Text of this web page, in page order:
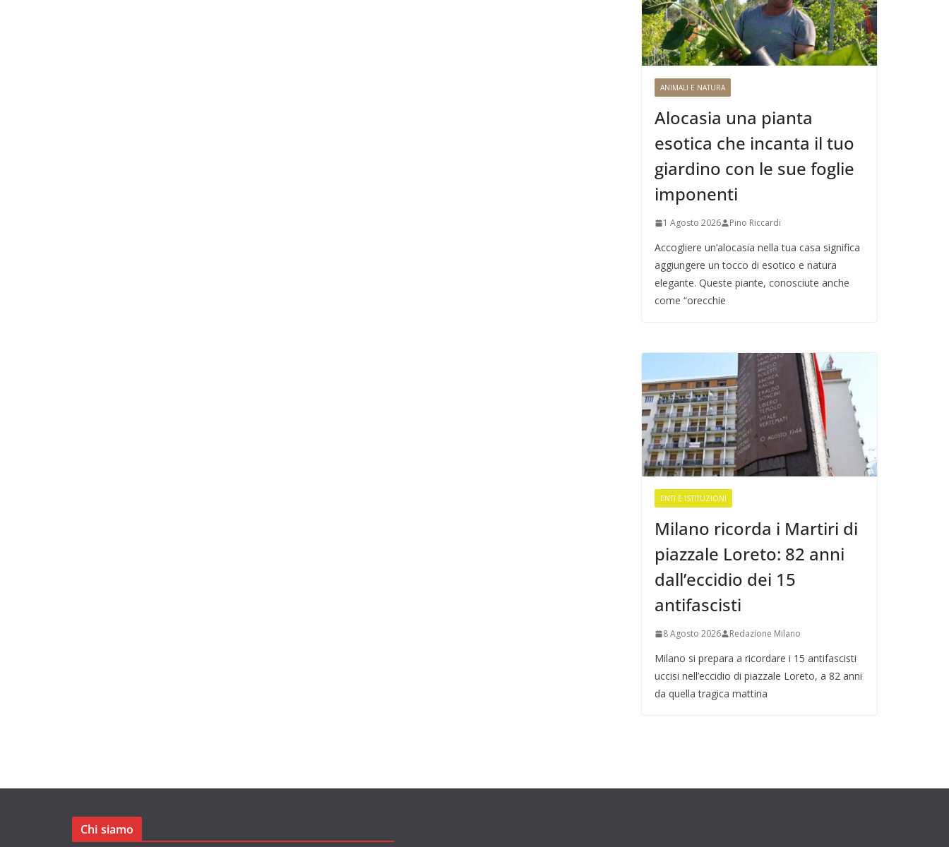
ANIMALI E NATURA
Alocasia una pianta
esotica che incanta il tuo
giardino con le sue foglie
imponenti
1 Agosto 2026 Pino Riccardi
Accogliere un’alocasia nella tua casa significa
aggiungere un tocco di esotico e natura
elegante. Queste piante, conosciute anche
come “orecchie
ENTI E ISTITUZIONI
Milano ricorda i Martiri di
piazzale Loreto: 82 anni
dall’eccidio dei 15
antifascisti
8 Agosto 2026 Redazione Milano
Milano si prepara a ricordare i 15 antifascisti
uccisi nell’eccidio di piazzale Loreto, a 82 anni
da quella tragica mattina
Chi siamo